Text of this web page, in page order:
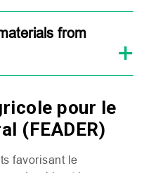
from
pour le
(FEADER)
favorisant le